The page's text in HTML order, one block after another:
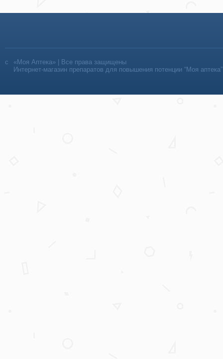
«Моя Аптека» | Все права защищены
Интернет-магазин препаратов для повышения потенции “Моя